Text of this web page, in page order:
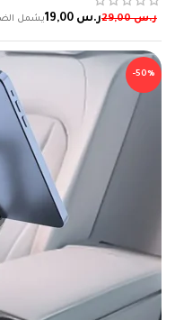
ر.س29,00 ر.س
-50%